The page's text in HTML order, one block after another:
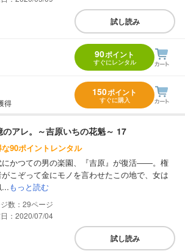
試し読み
90ポイント
すぐにレンタル
得
150ポイント
すぐに購入
のアレ。～吉原いちの花魁～ 17
な90ポイントレンタル
にかつての男の楽園、『吉原』が復活――。権
がこぞって金にモノを言わせたこの地で、女は
...もっと読む
29
：2020/07/04
試し読み